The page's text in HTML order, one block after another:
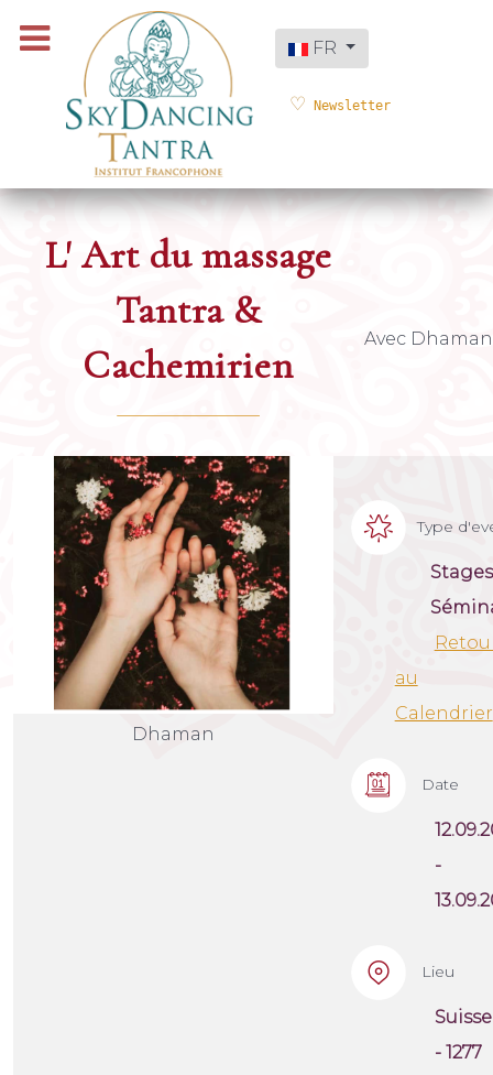
Sélectionnez votre langue
FR
Newsletter
L' Art du massage
Tantra &
Cachemirien
Avec Dhaman
Dhaman
Type
au
Calendrier
Date
-
Lieu
Suisse
- 1277